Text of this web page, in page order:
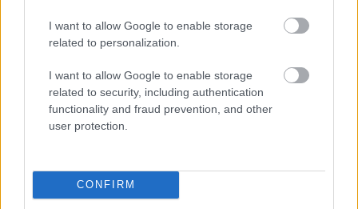
I want to allow Google to enable storage
related to personalization.
I want to allow Google to enable storage
related to security, including authentication
functionality and fraud prevention, and other
user protection.
CONFIRM